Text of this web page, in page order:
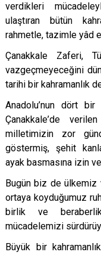
verdikleri
ulaştıran bütün
rahmetle, tazimle yâd
Çanakkale Zaferi,
vazgeçmeyeceğini
tarihi bir kahramanlık
Anadolu’nun dört bir
Çanakkale’de
milletimizin zor
göstermiş, şehit
ayak basmasına izin
Bugün biz de
ortaya koyduğumuz
birlik ve
mücadelemizi
Büyük bir